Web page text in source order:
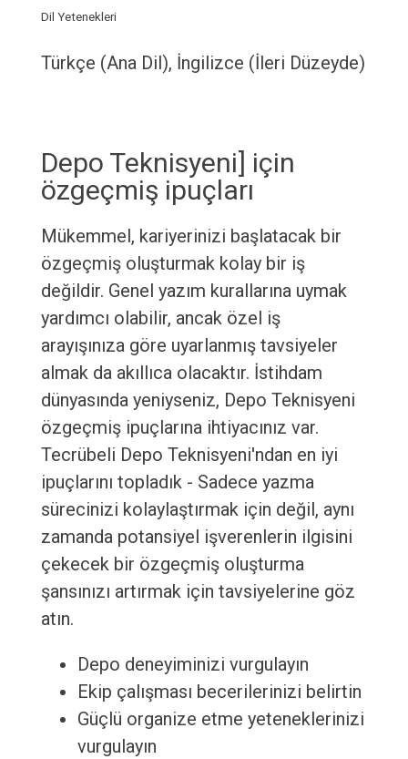
Dil Yetenekleri
Türkçe (Ana Dil), İngilizce (İleri Düzeyde)
Depo Teknisyeni] için
özgeçmiş ipuçları
Mükemmel, kariyerinizi başlatacak bir
özgeçmiş oluşturmak kolay bir iş
değildir. Genel yazım kurallarına uymak
yardımcı olabilir, ancak özel iş
arayışınıza göre uyarlanmış tavsiyeler
almak da akıllıca olacaktır. İstihdam
dünyasında yeniyseniz, Depo Teknisyeni
özgeçmiş ipuçlarına ihtiyacınız var.
Tecrübeli Depo Teknisyeni'ndan en iyi
ipuçlarını topladık - Sadece yazma
sürecinizi kolaylaştırmak için değil, aynı
zamanda potansiyel işverenlerin ilgisini
çekecek bir özgeçmiş oluşturma
şansınızı artırmak için tavsiyelerine göz
atın.
Depo deneyiminizi vurgulayın
Ekip çalışması becerilerinizi belirtin
Güçlü organize etme yeteneklerinizi
vurgulayın